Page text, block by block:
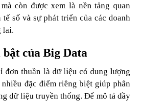
còn được xem là nền tảng quan
số và sự phát triển của các doanh
lai.
của Big Data
đơn thuần là dữ liệu có dung lượng
đặc điểm riêng biệt giúp phân
dữ liệu truyền thống. Để mô tả đầy